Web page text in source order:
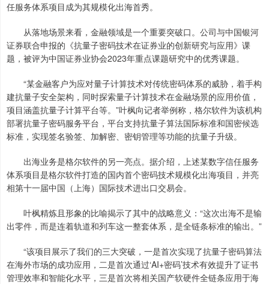
任服务体系项目成为其规模化出海首秀。
从落地场景来看，金融领域是一个重要突破口。公司与中国银河
证券联合申报的《抗量子密码技术在证券业的创新研究与应用》课
题，被评为中国证券业协会2023年重点课题研究中的优秀课题。
“某金融客户为应对量子计算技术对传统密码体系的威胁，着手构
建抗量子安全架构，同时探索量子计算技术在金融场景的应用价值，
项目涵盖抗量子计算平台等。”叶枫向记者举例称，格尔软件为该机构
部署抗量子密码服务平台，平台支持抗量子算法国际标准和国密候选
标准，实现签名验签、加解密、密钥管理等功能的抗量子升级。
出海业务是格尔软件的另一亮点。据介绍，上述某数字信任服务
体系项目是格尔软件打造的国内首个密码技术规模化出海项目，并亮
相第十一届中国（上海）国际技术进出口交易会。
叶枫精炼且形象的比喻揭示了其中的战略意义：“这次出海不是输
出零件，而是连着轨道和列车这一整套体系，是全链条标准的输出。”
“该项目展示了我们的三大突破，一是首次实现了抗量子密码算法
在海外市场的成功应用，二是首次通过‘AI+密码’技术有效提升了证书
管理效率和智能化水平，三是首次将相关国产软硬件全链条应用于海